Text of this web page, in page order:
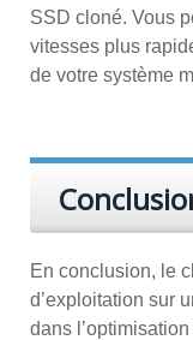
SSD cloné. Vous
vitesses plus
de votre système
En conclusion, le
d’exploitation sur
dans